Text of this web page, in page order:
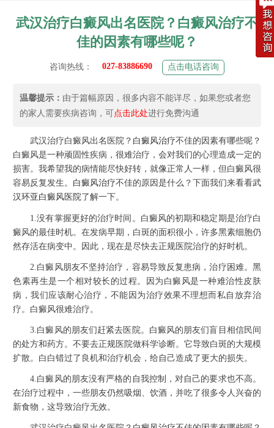
武汉治疗白癜风出名医院？白癜风治疗不
佳的因素有哪些呢？
咨询热线： 027-83886690 点击电话咨询
温馨提示： 由于篇幅原因，很多内容不能详尽，如果您或者您
的家人需要疾病咨询，可点击此处进行免费沟通
武汉治疗白癜风出名医院？ 白癜风治疗不佳的因素有哪些呢？
白癜风是一种顽固性疾病，很难治疗，会对我们的心理造成一定的
损害。我希望我的病情能尽快好转，就像正常人一样，但白癜风很
容易反复发生。 白癜风治疗不佳的原因是什么？下面我们来看看武
汉环亚白癜风医院了解一下。
1.没有掌握更好的治疗时间。白癜风的初期和稳定期是治疗白
癜风的最佳时机。在发病早期，白斑的面积很小，许多黑素细胞仍
然存活在病变中。因此，现在是尽快去正规医院治疗的好时机。
2.白癜风朋友不坚持治疗，容易导致反复患病，治疗困难。黑
色素再生是一个相对较长的过程。因为白癜风是一种难治性皮肤
病，我们应该耐心治疗，不能因为治疗效果不理想而私自放弃治
疗。白癜风很难治疗。
3.白癜风的朋友们赶紧去医院。白癜风的朋友们盲目相信民间
的处方和药方。不要去正规医院做科学诊断。它导致白斑的大规模
扩散。白白错过了良机和治疗机会，给自己造成了更大的损失。
4.白癜风的朋友没有严格的自我控制，对自己的要求也不高。
在治疗过程中，一些朋友仍然吸烟、饮酒，并吃了很多令人兴奋的
新食物，这导致治疗无效。